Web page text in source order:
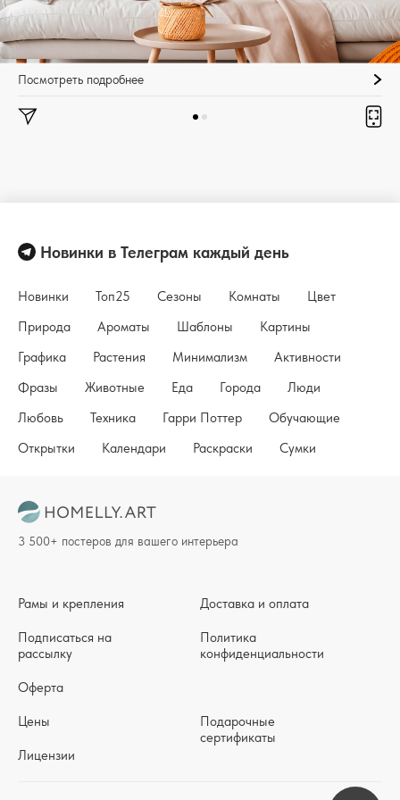
Посмотреть подробнее
Новинки в Телеграм каждый день
Новинки Топ25 Сезоны Комнаты
Цвет
Природа
Ароматы Шаблоны
Картины
Графика
Растения Минимализм
Активности
Фразы
Животные Еда Города
Люди
Любовь
Техника Гарри Поттер
Обучающие
Открытки
Календари Раскраски Сумки
Рамы и крепления
Подписаться на
рассылку
Оферта
Доставка и оплата
Политика
конфиденциальности
Цены
Лицензии
Подарочные
сертификаты
3 500+ постеров для вашего интерьера